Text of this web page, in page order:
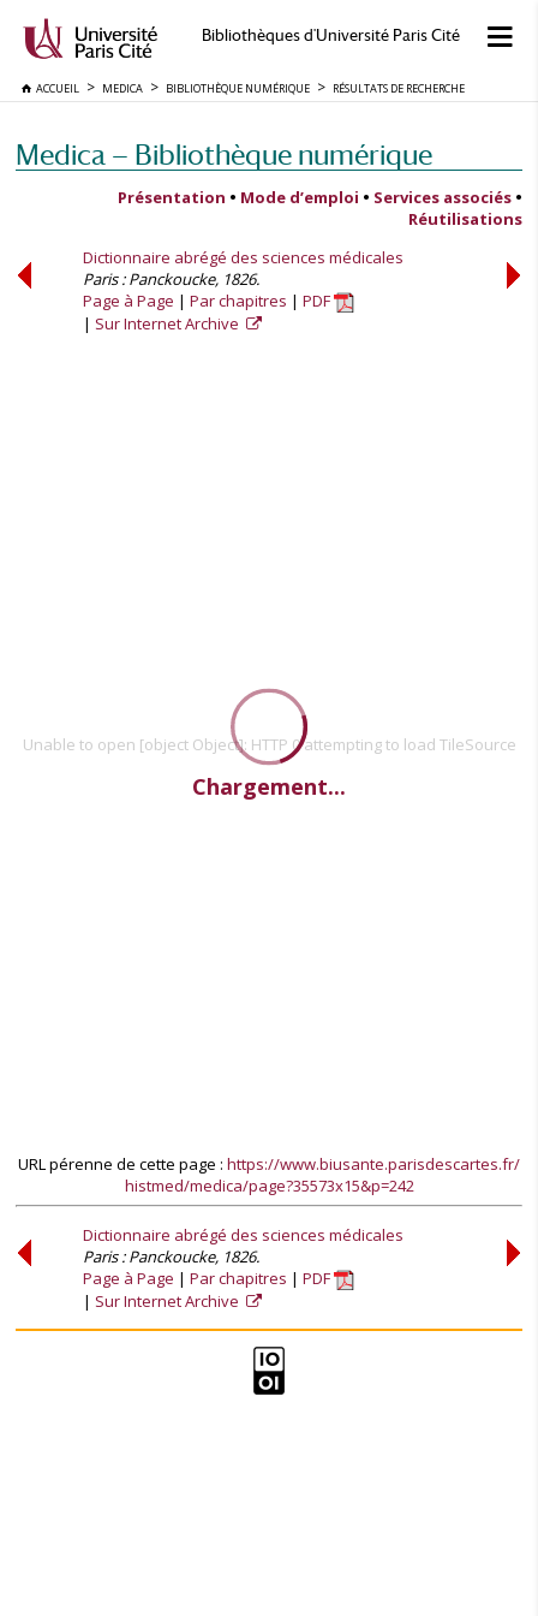
Bibliothèques d'Université Paris Cité
ACCUEIL MEDICA BIBLIOTHÈQUE NUMÉRIQUE RÉSULTATS DE RECHERCHE
Medica — Bibliothèque numérique
Présentation • Mode d’emploi • Services associés •
Réutilisations
Dictionnaire abrégé des sciences médicales
Paris : Panckoucke, 1826.
Page à Page
Par chapitres
PDF
Sur Internet Archive
Unable to open [object Object]: HTTP 0 attempting to load TileSource
Chargement...
URL pérenne de cette page : https://www.biusante.parisdescartes.fr/
histmed/medica/page?35573x15&p=242
Dictionnaire abrégé des sciences médicales
Paris : Panckoucke, 1826.
Page à Page
Par chapitres
PDF
Sur Internet Archive